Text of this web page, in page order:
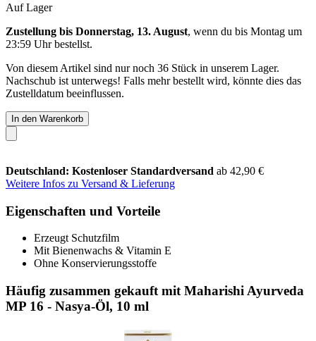
Auf Lager
Zustellung bis Donnerstag, 13. August, wenn du bis Montag um
23:59 Uhrbestellst.
Von diesem Artikel sind nur noch 36 Stück in unserem Lager.
Nachschub ist unterwegs! Falls mehr bestellt wird, könnte dies das
Zustelldatum beeinflussen.
In den Warenkorb
Deutschland: Kostenloser Standardversand ab 42,90 €
Weitere Infos zu Versand & Lieferung
Eigenschaften und Vorteile
Erzeugt Schutzfilm
Mit Bienenwachs & Vitamin E
Ohne Konservierungsstoffe
Häufig zusammen gekauft mit Maharishi Ayurveda
MP 16 - Nasya-Öl, 10 ml